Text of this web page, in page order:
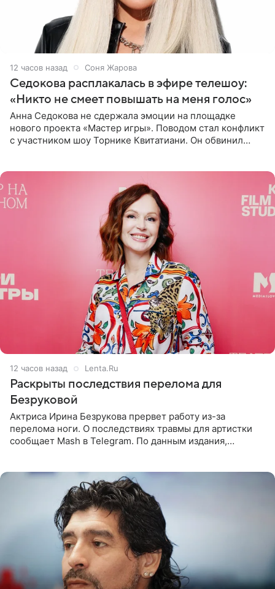
12 часов назад Соня Жарова
Седокова расплакалась в эфире телешоу:
«Никто не смеет повышать на меня голос»
Анна Седокова не сдержала эмоции на площадке
нового проекта «Мастер игры». Поводом стал конфликт
с участником шоу Торнике Квитатиани. Он обвинил
12 часов назад Lenta.Ru
Раскрыты последствия перелома для
Безруковой
Актриса Ирина Безрукова прервет работу из-за
перелома ноги. О последствиях травмы для артистки
сообщает Mash в Telegram. По данным издания,